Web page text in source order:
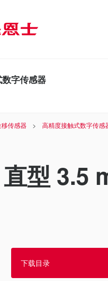
字传感器
传感器 高精度接触式数字传感
型 3.5
下载目录